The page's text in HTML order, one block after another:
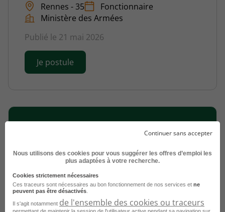
Rennes - 35
Fonctionnaire
Ministère des Armées
Publié le 21 mai 2026
Je postule
Déposer votre CV et laissez les recruteurs
venir à vous !
Continuer sans accepter
Nous utilisons des cookies pour vous suggérer les offres d’emploi les
plus adaptées à votre recherche.
Cookies strictement nécessaires
Ces traceurs sont nécessaires au bon fonctionnement de nos services et ne
peuvent pas être désactivés
Il s'agit notamment de l'ensemble des cookies ou traceurs
permettant de maintenir la session de l'utilisateur active pendant sa navigation sur